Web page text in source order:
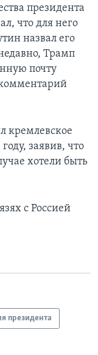
президента
что для него
назвал его
Трамп
почту
кремлевское
заявив, что
хотели быть
с Россией
президента